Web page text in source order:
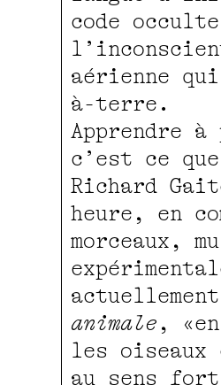
code
aérienne
à-terre.
Apprendre
c’est ce
Richard
heure, en
morceaux,
animale ,
les oiseaux
au sens